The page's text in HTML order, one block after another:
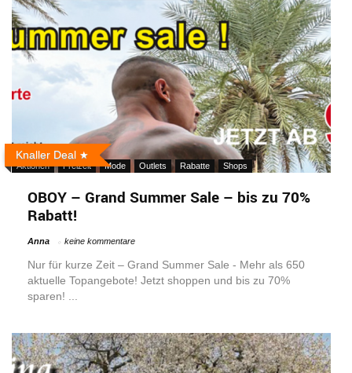
Knaller Deal
Aktionen Freizeit Mode Outlets Rabatte Shops
OBOY – Grand Summer Sale – bis zu 70%
Rabatt!
Anna keine kommentare
Nur für kurze Zeit – Grand Summer Sale - Mehr als 650
aktuelle Topangebote! Jetzt shoppen und bis zu 70%
sparen! ...